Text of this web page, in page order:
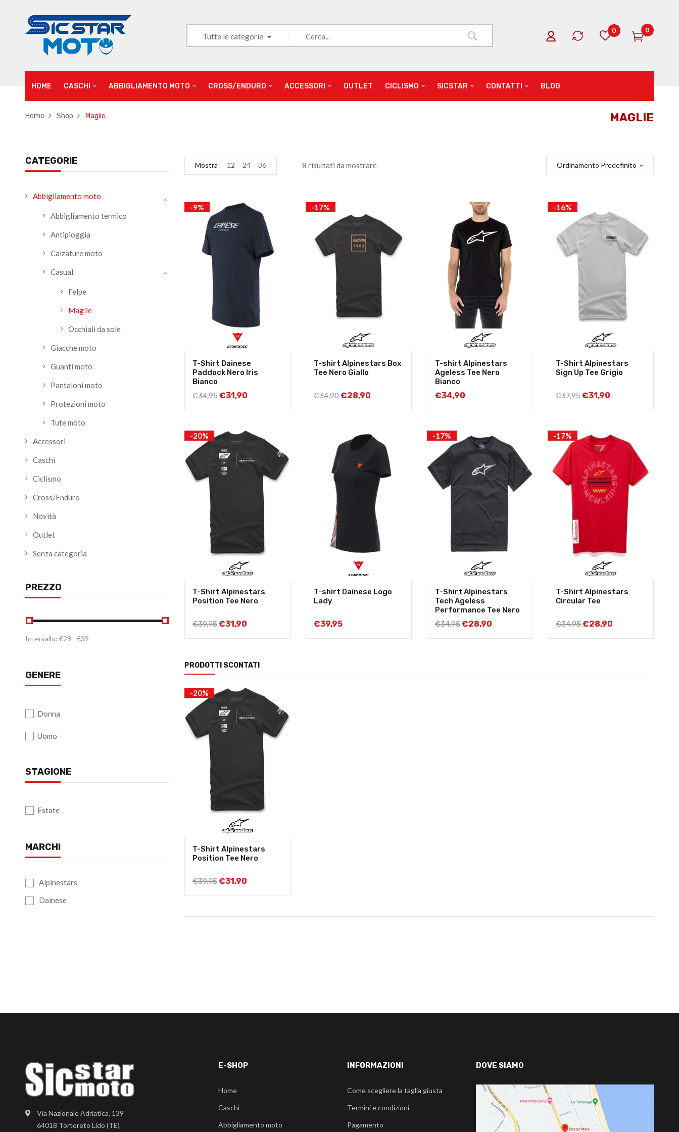
Tutte le categorie
0 0
HOME CASCHI ABBIGLIAMENTO MOTO CROSS/ENDURO ACCESSORI OUTLET CICLISMO SICSTAR CONTATTI BLOG
Home Shop Maglie MAGLIE
CATEGORIE
Abbigliamento moto
Abbigliamento termico
Antipioggia
Calzature moto
Casual
Felpe
Maglie
Occhiali da sole
Giacche moto
Guanti moto
Pantaloni moto
Protezioni moto
Tute moto
Accessori
Caschi
Ciclismo
Cross/Enduro
Novità
Outlet
Senza categoria
PREZZO
Intervallo: €28 - €39
GENERE
Donna
Uomo
STAGIONE
Estate
MARCHI
Alpinestars
Dainese
8 risultati da mostrare Ordinamento Predefinito
Mostra 12 24 36
-9%
T-Shirt Dainese
Paddock Nero Iris
Bianco
€34,95€31,90
-17%
T-shirt Alpinestars Box
Tee Nero Giallo
€34,90€28,90
T-shirt Alpinestars
Ageless Tee Nero
Bianco
€34,90
-16%
T-Shirt Alpinestars
Sign Up Tee Grigio
€37,95€31,90
-20%
T-Shirt Alpinestars
Position Tee Nero
€39,95€31,90
T-shirt Dainese Logo
Lady
€39,95
-17%
T-Shirt Alpinestars
Tech Ageless
Performance Tee Nero
€34,95€28,90
-17%
T-Shirt Alpinestars
Circular Tee
€34,95€28,90
PRODOTTI SCONTATI
-20%
T-Shirt Alpinestars
Position Tee Nero
€39,95€31,90
Via Nazionale Adriatica, 139
64018 Tortoreto Lido (TE)
E-SHOP
Home
Caschi
Abbigliamento moto
INFORMAZIONI
Come scegliere la taglia giusta
Termini e condizioni
Pagamento
DOVE SIAMO